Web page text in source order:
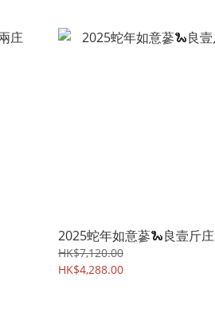
2025蛇年如意蔘🐍良壹斤庄
HK$7,120.00
HK$4,288.00